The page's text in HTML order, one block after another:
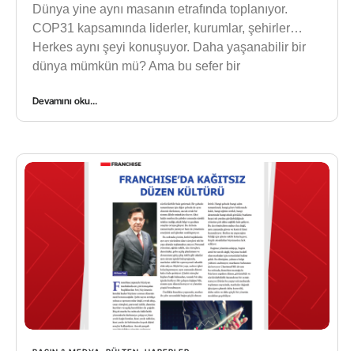
Dünya yine aynı masanın etrafında toplanıyor.
COP31 kapsamında liderler, kurumlar, şehirler…
Herkes aynı şeyi konuşuyor. Daha yaşanabilir bir
dünya mümkün mü? Ama bu sefer bir
Devamını oku...